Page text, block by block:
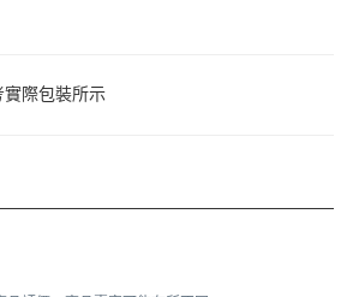
實際包裝所示